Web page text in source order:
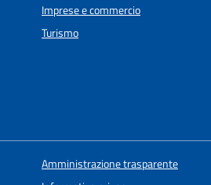
Imprese e commercio
Turismo
Amministrazione trasparente